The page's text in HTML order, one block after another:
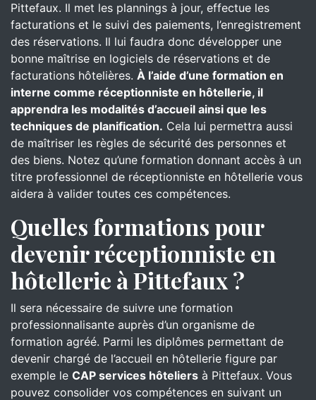
Pittefaux. Il met les plannings à jour, effectue les
facturations et le suivi des paiements, l’enregistrement
des réservations. Il lui faudra donc développer une
bonne maîtrise en logiciels de réservations et de
facturations hôtelières. À l’aide d’une formation en
interne comme réceptionniste en hôtellerie, il
apprendra les modalités d’accueil ainsi que les
techniques de planification. Cela lui permettra aussi
de maîtriser les règles de sécurité des personnes et
des biens. Notez qu’une formation donnant accès à un
titre professionnel de réceptionniste en hôtellerie vous
aidera à valider toutes ces compétences.
Quelles formations pour
devenir réceptionniste en
hôtellerie à Pittefaux ?
Il sera nécessaire de suivre une formation
professionnalisante auprès d’un organisme de
formation agréé. Parmi les diplômes permettant de
devenir chargé de l’accueil en hôtellerie figure par
exemple le CAP services hôteliers à Pittefaux. Vous
pouvez consolider vos compétences en suivant un